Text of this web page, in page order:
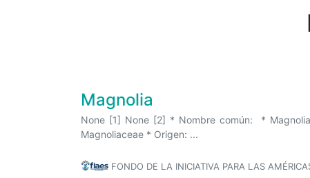
Magnolia
None [1] None [2] * Nombre común: *
Magnoliaceae * Origen: ...
FONDO DE LA INICIATIVA PARA LAS